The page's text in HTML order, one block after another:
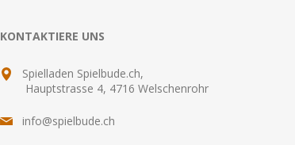
KONTAKTIERE UNS
Spielladen Spielbude.ch,
Hauptstrasse 4, 4716 Welschenrohr
info@spielbude.ch